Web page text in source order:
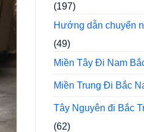
(197)
Hướng dẫn chuyển
(49)
Miền Tây Đi Nam
Miền Trung Đi Bắc
Tây Nguyên đi Bắc
(62)